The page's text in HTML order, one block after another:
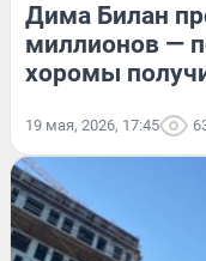
Дима Билан
миллионов —
хоромы
19 мая, 2026, 17:45